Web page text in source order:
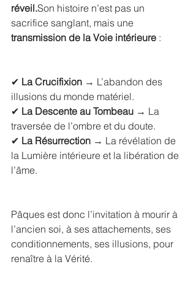
réveil.Son histoire n’est pas un
sacrifice sanglant, mais une
transmission de la Voie intérieure :
✔ La Crucifixion → L’abandon des
illusions du monde matériel.
✔ La Descente au Tombeau → La
traversée de l’ombre et du doute.
✔ La Résurrection → La révélation de
la Lumière intérieure et la libération de
l’âme.
Pâques est donc l’invitation à mourir à
l’ancien soi, à ses attachements, ses
conditionnements, ses illusions, pour
renaître à la Vérité.